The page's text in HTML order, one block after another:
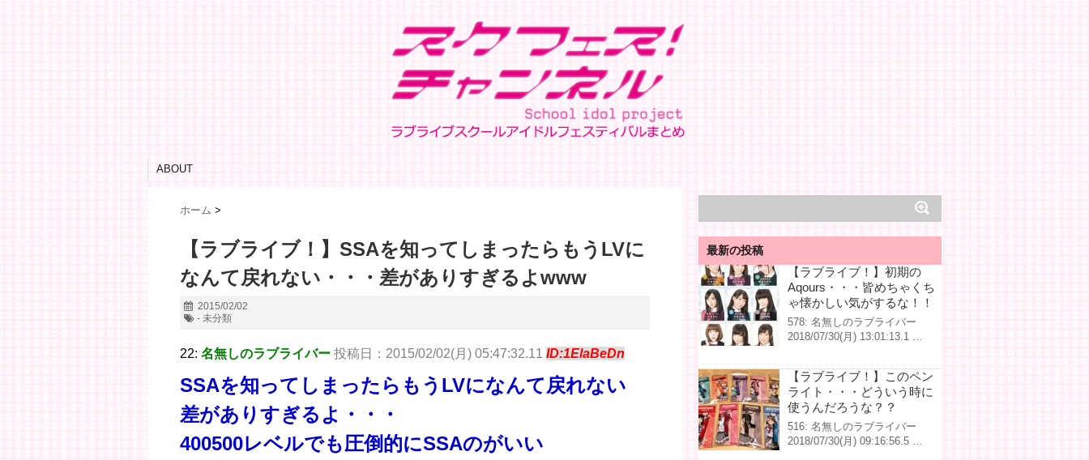
ABOUT
ホーム >
【ラブライブ！】SSAを知ってしまったらもうLVに
なんて戻れない・・・差がありすぎるよwww
2015/02/02
- 未分類
22: 名無しのラブライバー 投稿日：2015/02/02(月) 05:47:32.11 ID:1ElaBeDn
SSAを知ってしまったらもうLVになんて戻れない
差がありすぎるよ・・・
400500レベルでも圧倒的にSSAのがいい
最新の投稿
【ラブライブ！】初期の
Aqours・・・皆めちゃくち
ゃ懐かしい気がするな！！
578: 名無しのラブライバー
2018/07/30(月) 13:01:13.1 …
【ラブライブ！】このペン
ライト・・・どういう時に
使うんだろうな？？
516: 名無しのラブライバー
2018/07/30(月) 09:16:56.5 …